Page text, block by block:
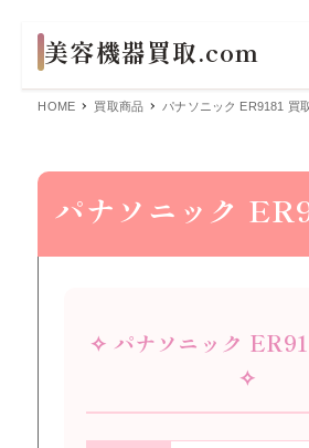
HOME 買取商品 パナソニック ER9181 買
パナソニック
✧ パナソニック
✧